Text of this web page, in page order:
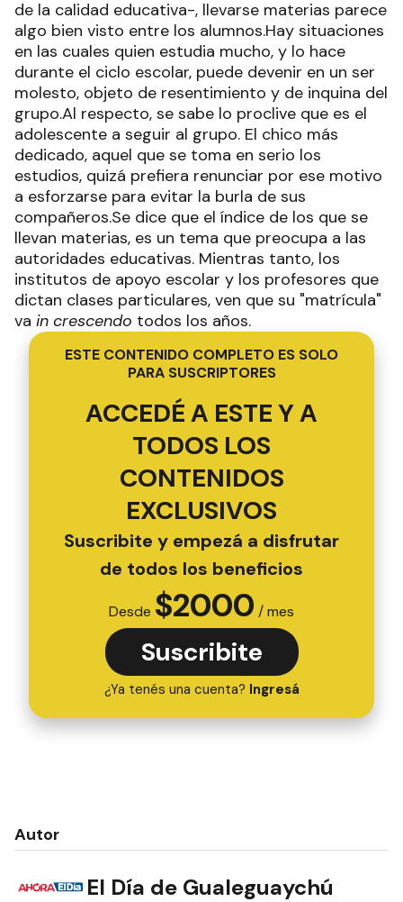
de la calidad educativa-, llevarse materias parece
algo bien visto entre los alumnos.Hay situaciones
en las cuales quien estudia mucho, y lo hace
durante el ciclo escolar, puede devenir en un ser
molesto, objeto de resentimiento y de inquina del
grupo.Al respecto, se sabe lo proclive que es el
adolescente a seguir al grupo. El chico más
dedicado, aquel que se toma en serio los
estudios, quizá prefiera renunciar por ese motivo
a esforzarse para evitar la burla de sus
compañeros.Se dice que el índice de los que se
llevan materias, es un tema que preocupa a las
autoridades educativas. Mientras tanto, los
institutos de apoyo escolar y los profesores que
dictan clases particulares, ven que su "matrícula"
va in crescendo todos los años.
ESTE CONTENIDO COMPLETO ES SOLO
PARA SUSCRIPTORES
ACCEDÉ A ESTE Y A
TODOS LOS
CONTENIDOS
EXCLUSIVOS
Suscribite y empezá a disfrutar
de todos los beneficios
Desde $2000 / mes
Suscribite
¿Ya tenés una cuenta? Ingresá
Autor
El Día de Gualeguaychú